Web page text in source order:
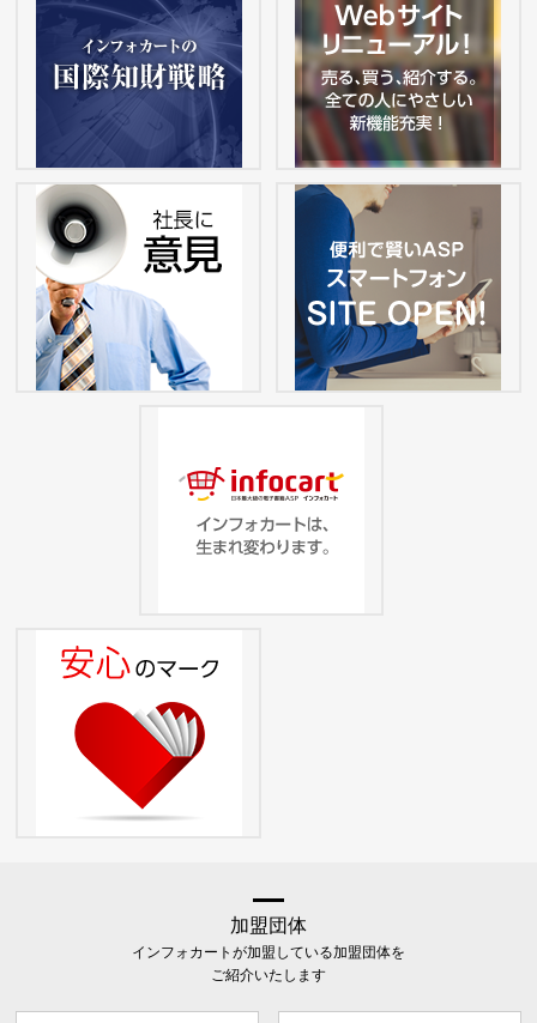
加盟団体
インフォカートが加盟している加盟団体を
ご紹介いたします